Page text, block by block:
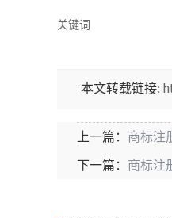
关键词
本文转载链接:
上一篇： 商标注
下一篇： 商标注